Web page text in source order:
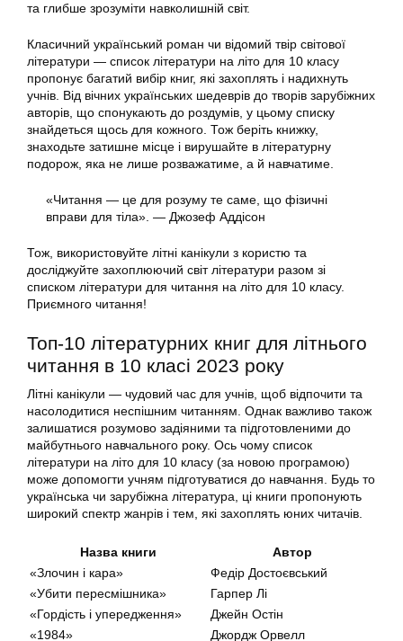
та глибше зрозуміти навколишній світ.
Класичний український роман чи відомий твір світової
літератури — список літератури на літо для 10 класу
пропонує багатий вибір книг, які захоплять і надихнуть
учнів. Від вічних українських шедеврів до творів зарубіжних
авторів, що спонукають до роздумів, у цьому списку
знайдеться щось для кожного. Тож беріть книжку,
знаходьте затишне місце і вирушайте в літературну
подорож, яка не лише розважатиме, а й навчатиме.
«Читання — це для розуму те саме, що фізичні
вправи для тіла». — Джозеф Аддісон
Тож, використовуйте літні канікули з користю та
досліджуйте захоплюючий світ літератури разом зі
списком літератури для читання на літо для 10 класу.
Приємного читання!
Топ-10 літературних книг для літнього
читання в 10 класі 2023 року
Літні канікули — чудовий час для учнів, щоб відпочити та
насолодитися неспішним читанням. Однак важливо також
залишатися розумово задіяними та підготовленими до
майбутнього навчального року. Ось чому список
літератури на літо для 10 класу (за новою програмою)
може допомогти учням підготуватися до навчання. Будь то
українська чи зарубіжна література, ці книги пропонують
широкий спектр жанрів і тем, які захоплять юних читачів.
Назва книги
Автор
«Злочин і кара»
Федір Достоєвський
«Убити пересмішника»
Гарпер Лі
«Гордість і упередження»
Джейн Остін
«1984»
Джордж Орвелл